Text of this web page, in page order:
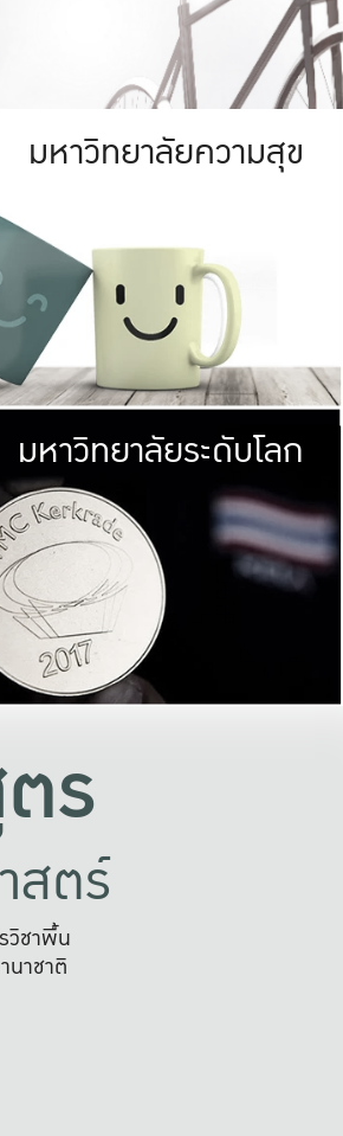
มหาวิทยาลัย
ให้กับประชาชน
มหาวิทยาลัยความสุข
มหาวิทยา
พร้อมที่จ
และผลักดันในการใช้ระบบส
เพื่อการทำงานแ
มหาวิทยาลัยระดับโลก
ร
สตร์
วิชาพื้น
นาชาติ